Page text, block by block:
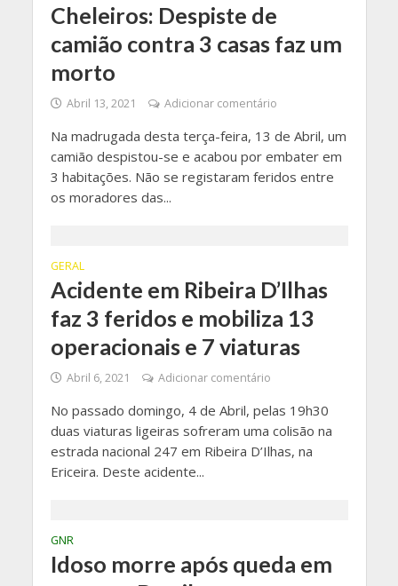
Cheleiros: Despiste de
camião contra 3 casas faz um
morto
Abril 13, 2021 Adicionar comentário
Na madrugada desta terça-feira, 13 de Abril, um
camião despistou-se e acabou por embater em
3 habitações. Não se registaram feridos entre
os moradores das...
GERAL
Acidente em Ribeira D’Ilhas
faz 3 feridos e mobiliza 13
operacionais e 7 viaturas
Abril 6, 2021 Adicionar comentário
No passado domingo, 4 de Abril, pelas 19h30
duas viaturas ligeiras sofreram uma colisão na
estrada nacional 247 em Ribeira D’Ilhas, na
Ericeira. Deste acidente...
GNR
Idoso morre após queda em